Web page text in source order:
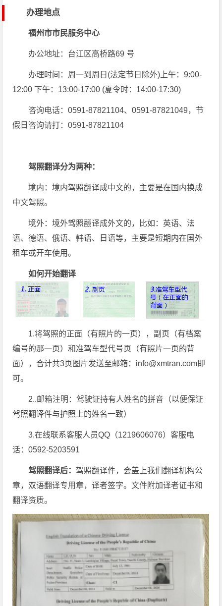
办理地点
福州市市民服务中心
办公地址：台江区高桥路69 号
办理时间：周一到周日(法定节日除外)上午：9:00-
12:00 下午：13:00-17:00 (夏令时：14:00-17:30)
咨询电话：0591-87821104、0591-87821049，节
假日咨询请打：0591-87821104
驾照翻译分为两种：
境内：境内驾照翻译成中文的，主要是在国内换成
中文驾照。
境外：境外驾照翻译成外文的，比如：英语、法
语、德语、俄语、韩语、日语等，主要是短期内在国外
租车或开车使用。
如何开始翻译
1.将驾照的正面（有照片的一页），副页（有档案
编号的那一页）和准驾车型代号页（有照片一页的背
面），合计共3页图片发送至邮箱：info@xmtran.com即
可。
2..邮箱注明：驾驶证持有人姓名的拼音（以便保证
驾照翻译件与护照上的姓名一致）
3.在线联系客服人员QQ（1219606076）客服电
话：0592-5203591
驾照翻译后： 驾照翻译件，会盖上我们翻译机构公
章，双语翻译专用章，译者签字。文件附加译者证书和
翻译资质。